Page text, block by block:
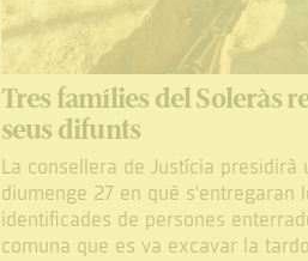
Tres famílies del Soleràs
seus difunts
La consellera de Justícia presidirà
diumenge 27 en què s'entregaran
identificades de persones
comuna que es va excavar la